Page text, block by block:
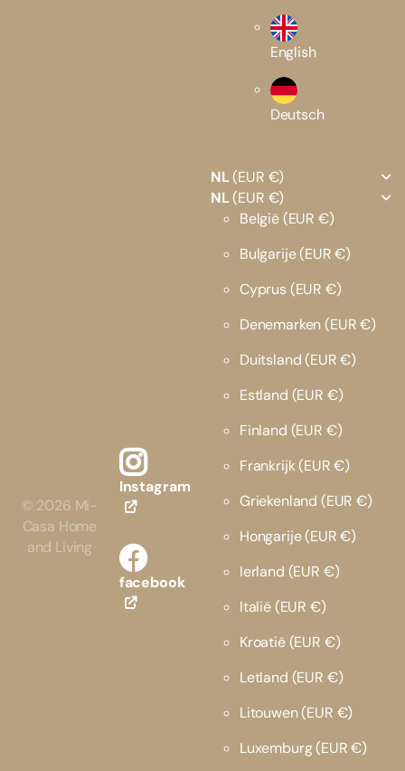
© 2026 Mi-
Casa Home
and Living
Instagram
facebook
English
Deutsch
NL(EUR €)
NL(EUR €)
België(EUR €)
Bulgarije(EUR €)
Cyprus (EUR €)
Denemarken(EUR €)
Duitsland(EUR €)
Estland (EUR €)
Finland (EUR €)
Frankrijk(EUR €)
Griekenland (EUR €)
Hongarije(EUR €)
Ierland (EUR €)
Italië(EUR €)
Kroatië(EUR €)
Letland (EUR €)
Litouwen(EUR €)
Luxemburg(EUR €)